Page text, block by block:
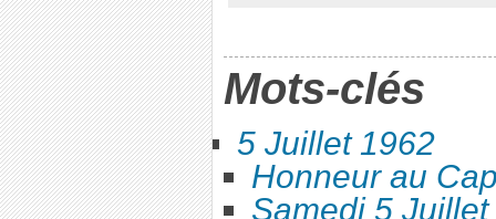
Mots-clés
5 Juillet 1962
Honneur au
Samedi 5